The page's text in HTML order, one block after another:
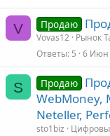
V Продаю
Vovas12 Рынок
Ответы 5 6 Июн
S Продаю
WebMoney,
Neteller,
sto1biz